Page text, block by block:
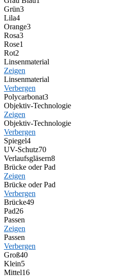
Grün3
Lila4
Orange3
Rosa3
Rose1
Rot2
Linsenmaterial
Zeigen
Linsenmaterial
Verbergen
Polycarbonat3
Objektiv-Technologie
Zeigen
Objektiv-Technologie
Verbergen
Spiegel4
UV-Schutz70
Verlaufsgläsern8
Brücke oder Pad
Zeigen
Brücke oder Pad
Verbergen
Brücke49
Pad26
Passen
Zeigen
Passen
Verbergen
Groß40
Klein5
Mittel16